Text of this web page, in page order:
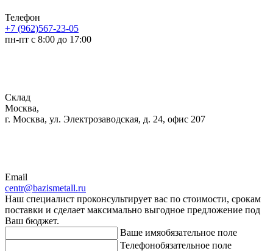
Телефон
+7 (962)567-23-05
пн-пт с 8:00 до 17:00
Склад
Москва,
г. Москва, ул. Электрозаводская, д. 24, офис 207
Email
centr@bazismetall.ru
Наш специалист проконсультирует вас по стоимости, срокам
поставки и сделает максимально выгодное предложение под
Ваш бюджет.
Ваше имяобязательное поле
Телефонобязательное поле